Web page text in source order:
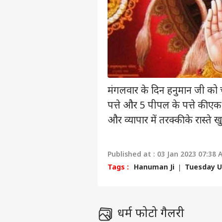
मंगलवार के दिन हनुमान जी
पत्ते और 5 पीपल के पत्ते की एक
और व्यापार में तरक्की के रास्ते
Published at : 03 Jan 2023 07:38
Tags :
Hanuman Ji Tuesday
धर्म फोटो गैलरी
प्राइवेसी पॉलिसी
कॉन्टैक्ट अस
सेंड फीडबैक
अबाउट अस
करियर्स
PM
के
गृह